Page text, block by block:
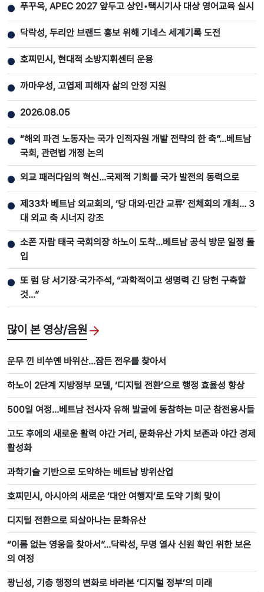
● 푸꾸옥, APEC 2027 앞두고 상인•택시기사 대상 영어교육 실시
● 닥락성, 두리안 브랜드 홍보 위해 기네스 세계기록 도전
● 호찌민시, 현대적 소방지휘센터 운용
● 까마우성, 고엽제 피해자 삶의 안정 지원
● 2026.08.05
● “해외 파견 노동자는 국가 인적자원 개발 전략의 한 축”…베트남
국회, 관련법 개정 논의
● 외교 패러다임의 혁신…국제적 기회를 국가 발전의 동력으로
● 제33차 베트남 외교회의, ‘당 대외·민간 교류’ 전체회의 개최… 3
대 외교 축 시너지 강조
● 소폰 자람 태국 국회의장 하노이 도착…베트남 공식 방문 일정 돌
입
● 또 럼 당 서기장‧국가주석, “과학적이고 생명력 긴 당헌 구축할
것…”
많이 본 영상/음원
운무 낀 비쑤옌 바위산…잠든 전우를 찾아서
하노이 2단계 지방정부 모델, ‘디지털 전환’으로 행정 효율성 향상
500일 여정…베트남 전사자 유해 발굴에 동참하는 미군 참전용사들
고도 후에의 새로운 활력 야간 거리, 문화유산 가치 보존과 야간 경제
활성화
과학기술 기반으로 도약하는 베트남 방위산업
호찌민시, 아시아의 새로운 ‘대안 여행지’로 도약 기회 맞이
디지털 전환으로 되살아나는 문화유산
“이름 없는 영웅을 찾아서”…닥락성, 무명 열사 신원 확인 위한 보은
의 여정
꽝닌성, 기층 행정의 변화로 바라본 ‘디지털 정부’의 미래